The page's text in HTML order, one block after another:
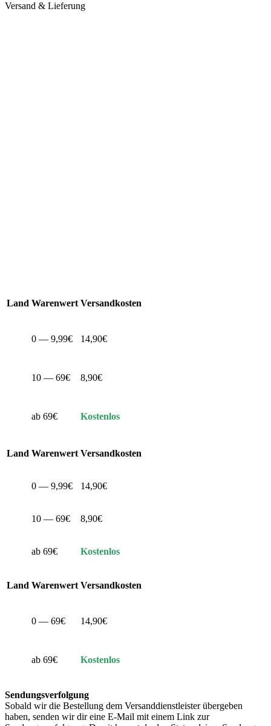
Versand & Lieferung
Land Warenwert Versandkosten
0 — 9,99€ 14,90€
10 — 69€ 8,90€
ab 69€ Kostenlos
Land Warenwert Versandkosten
0 — 9,99€ 14,90€
10 — 69€ 8,90€
ab 69€ Kostenlos
Land Warenwert Versandkosten
0 — 69€ 14,90€
ab 69€ Kostenlos
Sendungsverfolgung
Sobald wir die Bestellung dem Versanddienstleister übergeben
haben, senden wir dir eine E-Mail mit einem Link zur